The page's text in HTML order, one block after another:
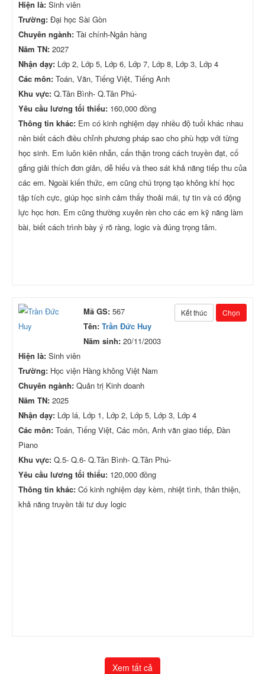
Hiện là: Sinh viên
Trường: Đại học Sài Gòn
Chuyên ngành: Tài chính-Ngân hàng
Năm TN: 2027
Nhận dạy: Lớp 2, Lớp 5, Lớp 6, Lớp 7, Lớp 8, Lớp 3, Lớp 4
Các môn: Toán, Văn, Tiếng Việt, Tiếng Anh
Khu vực: Q.Tân Bình- Q.Tân Phú-
Yêu cầu lương tối thiểu: 160,000 đồng
Thông tin khác: Em có kinh nghiệm dạy nhiều độ tuổi khác nhau
nên biết cách điều chỉnh phương pháp sao cho phù hợp với từng
học sinh. Em luôn kiên nhẫn, cẩn thận trong cách truyền đạt, cố
gắng giải thích đơn giản, dễ hiểu và theo sát khả năng tiếp thu của
các em. Ngoài kiến thức, em cũng chú trọng tạo không khí học
tập tích cực, giúp học sinh cảm thấy thoải mái, tự tin và có động
lực học hơn. Em cũng thường xuyên rèn cho các em kỹ năng làm
bài, biết cách trình bày ý rõ ràng, logic và đúng trọng tâm.
Kết thúc Chọn
Mã GS: 567
Tên: Trần Đức Huy
Năm sinh: 20/11/2003
Hiện là: Sinh viên
Trường: Học viện Hàng không Việt Nam
Chuyên ngành: Quản trị Kinh doanh
Năm TN: 2025
Nhận dạy: Lớp lá, Lớp 1, Lớp 2, Lớp 5, Lớp 3, Lớp 4
Các môn: Toán, Tiếng Việt, Các môn, Anh văn giao tiếp, Đàn
Piano
Khu vực: Q.5- Q.6- Q.Tân Bình- Q.Tân Phú-
Yêu cầu lương tối thiểu: 120,000 đồng
Thông tin khác: Có kinh nghiệm dạy kèm, nhiệt tình, thân thiện,
khả năng truyền tải tư duy logic
Xem tất cả